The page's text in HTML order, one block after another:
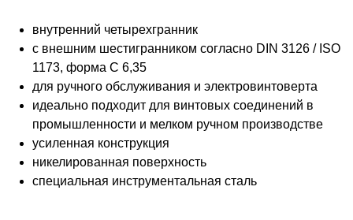
внутренний четырехгранник
с внешним шестигранником согласно DIN 3126 / ISO
1173, форма C 6,35
для ручного обслуживания и электровинтоверта
идеально подходит для винтовых соединений в
промышленности и мелком ручном производстве
усиленная конструкция
никелированная поверхность
специальная инструментальная сталь